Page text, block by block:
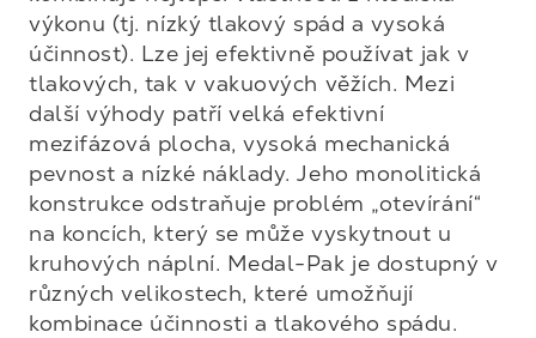
výkonu (tj. nízký tlakový spád a vysoká
účinnost). Lze jej efektivně používat jak v
tlakových, tak v vakuových věžích. Mezi
další výhody patří velká efektivní
mezifázová plocha, vysoká mechanická
pevnost a nízké náklady. Jeho monolitická
konstrukce odstraňuje problém „otevírání“
na koncích, který se může vyskytnout u
kruhových náplní. Medal-Pak je dostupný v
různých velikostech, které umožňují
kombinace účinnosti a tlakového spádu.